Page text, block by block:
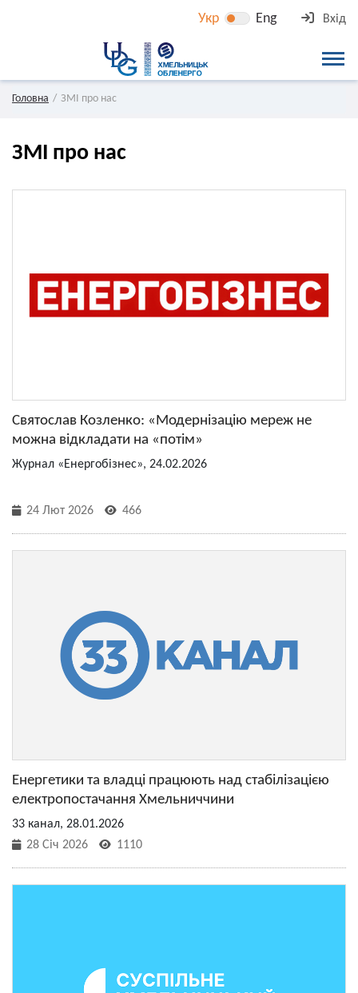
Укр Eng Вхід
Головна ЗМІ про нас
ЗМІ про нас
Святослав Козленко: «Модернізацію мереж не
можна відкладати на «потім»
Журнал «Енергобізнес», 24.02.2026
24 Лют 2026 466
Енергетики та владці працюють над стабілізацією
електропостачання Хмельниччини
33 канал, 28.01.2026
28 Січ 2026
1110